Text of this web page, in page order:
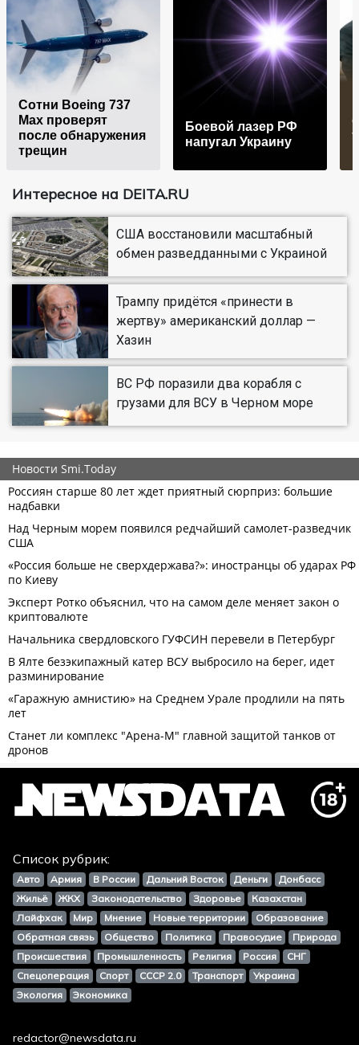
Сотни Boeing 737
Max проверят
после обнаружения
трещин
Боевой лазер РФ
напугал Украину
Интересное на DEITA.RU
США восстановили масштабный
обмен разведданными с Украиной
Трампу придётся «принести в
жертву» американский доллар —
Хазин
ВС РФ поразили два корабля с
грузами для ВСУ в Черном море
Список рубрик:
Авто Армия В России Дальний Восток Деньги
Донбасс
Жильё
ЖКХ Законодательство Здоровье
Казахстан
Лайфхак
Мир Мнение Новые территории
Образование
Обратная связь
Общество Политика Правосудие
Природа
Происшествия
Промышленность Религия Россия
СНГ
Спецоперация
Спорт СССР 2.0 Транспорт
Украина
Экология
Экономика
redactor@newsdata.ru